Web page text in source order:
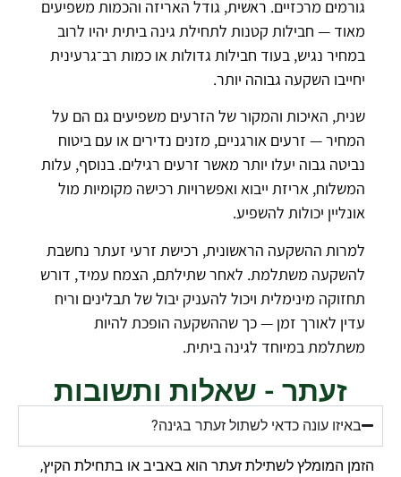
גורמים מרכזיים. ראשית, גודל האריזה והכמות משפיעים
מאוד — חבילות קטנות לתחילת גינה ביתית יהיו לרוב
במחיר נגיש, בעוד חבילות גדולות או כמות רב־גרעינית
יחייבו השקעה גבוהה יותר.
שנית, האיכות והמקור של הזרעים משפיעים גם הם על
המחיר — זרעים אורגניים, מזנים נדירים או עם ביטוח
נביטה גבוה יעלו יותר מאשר זרעים רגילים. בנוסף, עלות
המשלוח, אריזת ייבוא ואפשרויות רכישה מקומיות מול
אונליין יכולות להשפיע.
למרות ההשקעה הראשונית, רכישת זרעי זעתר נחשבת
להשקעה משתלמת. לאחר שתילתם, הצמח עמיד, דורש
תחזוקה מינימלית ויכול להעניק יבול של תבלינים וריח
עדין לאורך זמן — כך שההשקעה הופכת להיות
משתלמת במיוחד לגינה ביתית.
זעתר - שאלות ותשובות
באיזו עונה כדאי לשתול זעתר בגינה?
הזמן המומלץ לשתילת זעתר הוא באביב או בתחילת הקיץ,